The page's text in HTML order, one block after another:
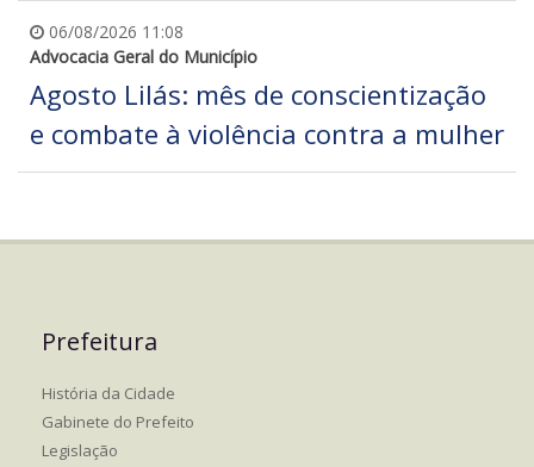
06/08/2026 11:08
Advocacia Geral do Município
Agosto Lilás: mês de conscientização
e combate à violência contra a mulher
Prefeitura
História da Cidade
Gabinete do Prefeito
Legislação